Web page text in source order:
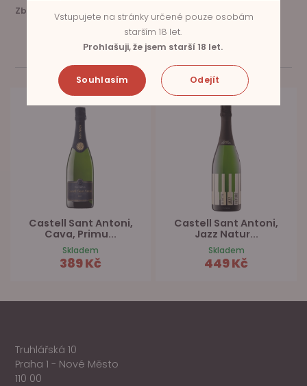
Zbytkový cukr:
SOUVISEJÍCÍ PRODUKTY
Castell Sant Antoni,
Cava, Primu...
Skladem
389 Kč
Castell Sant Antoni,
Jazz Natur...
Skladem
449 Kč
Truhlářská 10
Praha 1 - Nové Město
110 00
Vstupujete na stránky určené pouze osobám
starším 18 let.
Prohlašuji, že jsem starší 18 let.
Souhlasím Odejít